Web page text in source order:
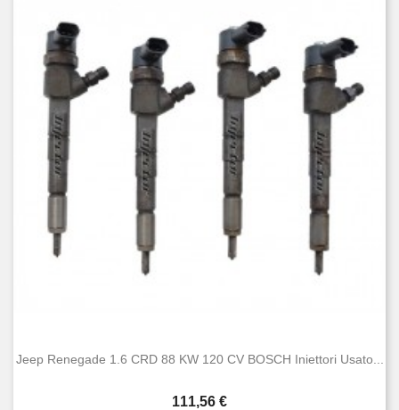
Jeep Renegade 1.6 CRD 88 KW 120 CV BOSCH Iniettori Usato...
Prezzo
111,56 €